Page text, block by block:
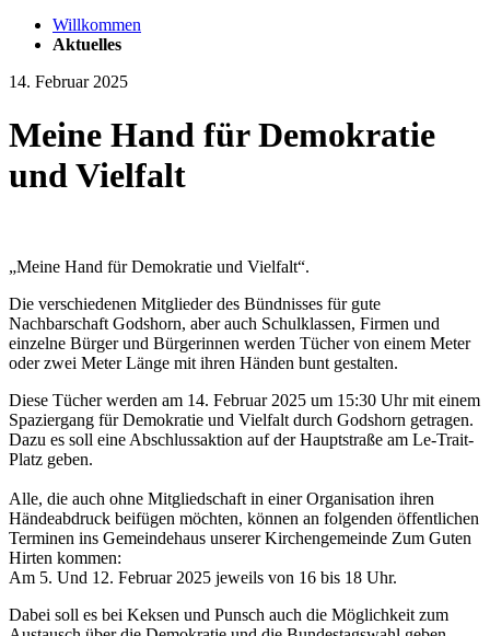
Willkommen
Aktuelles
14. Februar 2025
Meine Hand für Demokratie
und Vielfalt
„Meine Hand für Demokratie und Vielfalt“.
Die verschiedenen Mitglieder des Bündnisses für gute
Nachbarschaft Godshorn, aber auch Schulklassen, Firmen und
einzelne Bürger und Bürgerinnen werden Tücher von einem Meter
oder zwei Meter Länge mit ihren Händen bunt gestalten.
Diese Tücher werden am 14. Februar 2025 um 15:30 Uhr mit einem
Spaziergang für Demokratie und Vielfalt durch Godshorn getragen.
Dazu es soll eine Abschlussaktion auf der Hauptstraße am Le-Trait-
Platz geben.
Alle, die auch ohne Mitgliedschaft in einer Organisation ihren
Händeabdruck beifügen möchten, können an folgenden öffentlichen
Terminen ins Gemeindehaus unserer Kirchengemeinde Zum Guten
Hirten kommen:
Am 5. Und 12. Februar 2025 jeweils von 16 bis 18 Uhr.
Dabei soll es bei Keksen und Punsch auch die Möglichkeit zum